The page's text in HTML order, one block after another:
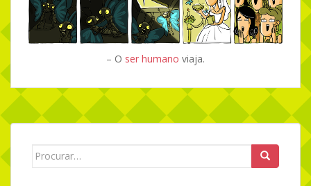
– O ser humano viaja.
Search for: